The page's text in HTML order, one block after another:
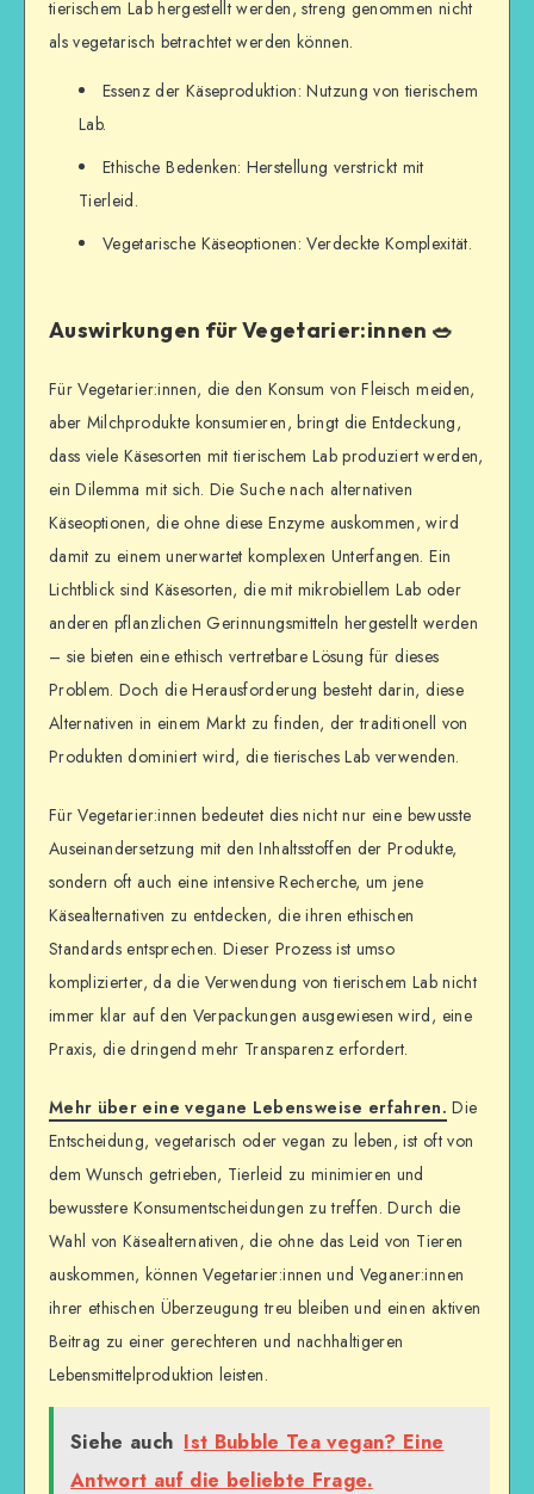
tierischem Lab hergestellt werden, streng genommen nicht
als vegetarisch betrachtet werden können.
Essenz der Käseproduktion: Nutzung von tierischem
Lab.
Ethische Bedenken: Herstellung verstrickt mit
Tierleid.
Vegetarische Käseoptionen: Verdeckte Komplexität.
Auswirkungen für Vegetarier:innen 🥗
Für Vegetarier:innen, die den Konsum von Fleisch meiden,
aber Milchprodukte konsumieren, bringt die Entdeckung,
dass viele Käsesorten mit tierischem Lab produziert werden,
ein Dilemma mit sich. Die Suche nach alternativen
Käseoptionen, die ohne diese Enzyme auskommen, wird
damit zu einem unerwartet komplexen Unterfangen. Ein
Lichtblick sind Käsesorten, die mit mikrobiellem Lab oder
anderen pflanzlichen Gerinnungsmitteln hergestellt werden
– sie bieten eine ethisch vertretbare Lösung für dieses
Problem. Doch die Herausforderung besteht darin, diese
Alternativen in einem Markt zu finden, der traditionell von
Produkten dominiert wird, die tierisches Lab verwenden.
Für Vegetarier:innen bedeutet dies nicht nur eine bewusste
Auseinandersetzung mit den Inhaltsstoffen der Produkte,
sondern oft auch eine intensive Recherche, um jene
Käsealternativen zu entdecken, die ihren ethischen
Standards entsprechen. Dieser Prozess ist umso
komplizierter, da die Verwendung von tierischem Lab nicht
immer klar auf den Verpackungen ausgewiesen wird, eine
Praxis, die dringend mehr Transparenz erfordert.
Mehr über eine vegane Lebensweise erfahren. Die
Entscheidung, vegetarisch oder vegan zu leben, ist oft von
dem Wunsch getrieben, Tierleid zu minimieren und
bewusstere Konsumentscheidungen zu treffen. Durch die
Wahl von Käsealternativen, die ohne das Leid von Tieren
auskommen, können Vegetarier:innen und Veganer:innen
ihrer ethischen Überzeugung treu bleiben und einen aktiven
Beitrag zu einer gerechteren und nachhaltigeren
Lebensmittelproduktion leisten.
Siehe auch Ist Bubble Tea vegan? Eine
Antwort auf die beliebte Frage.